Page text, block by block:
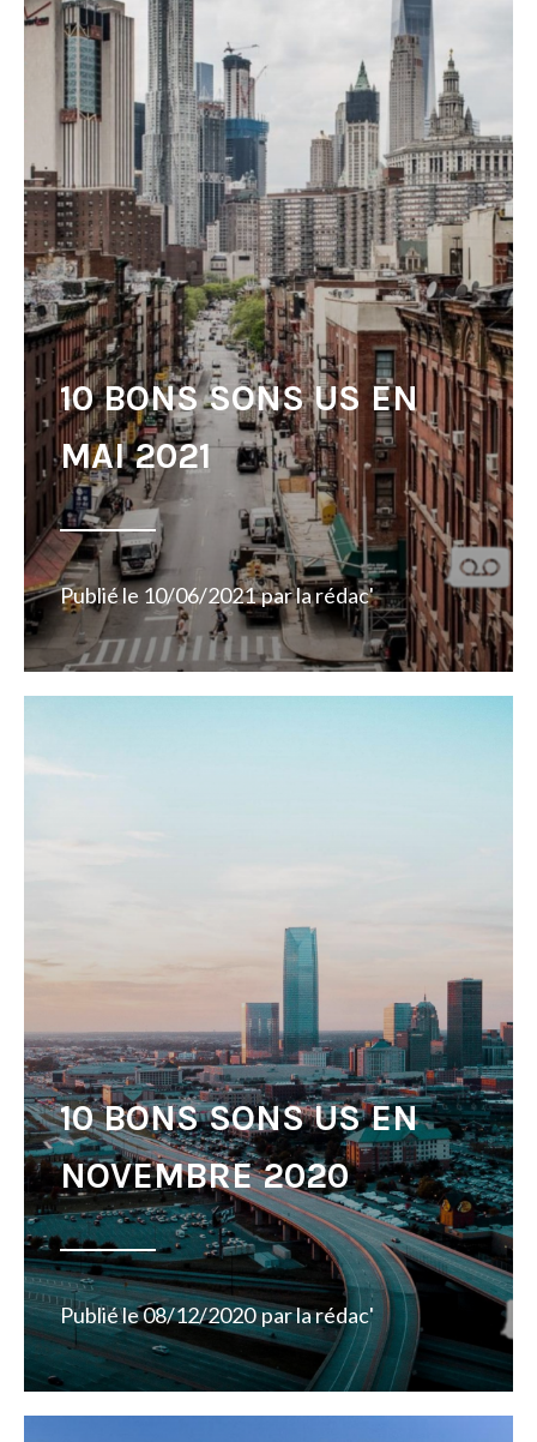
10 BONS SONS US EN
MAI 2021
Publié le 10/06/2021 parla rédac'
10 BONS SONS US EN
NOVEMBRE 2020
Publié le08/12/2020 parla rédac'